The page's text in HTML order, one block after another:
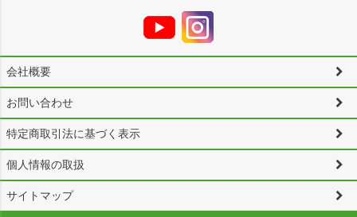
会社概要
お問い合わせ
特定商取引法に基づく表示
個人情報の取扱
サイトマップ